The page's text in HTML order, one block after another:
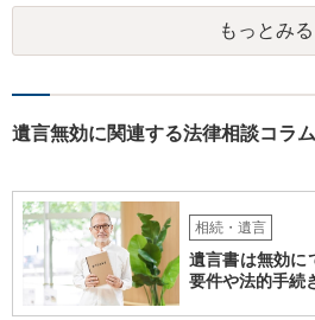
がいいのではと考えていますがどう思い
とも言えないのですが、遺言内容との関
弁護士に事情等を説明して個別に相談し
もっとみる
遺言無効に関連する法律相談コラム
相続・遺言
遺言書は無効に
要件や法的手続